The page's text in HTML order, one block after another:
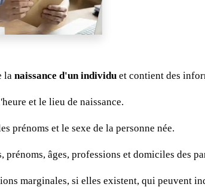
la naissance d'un individu et contient des
et le lieu de naissance.
prénoms et le sexe de la personne née.
prénoms, âges, professions et domiciles des
marginales, si elles existent, qui peuvent